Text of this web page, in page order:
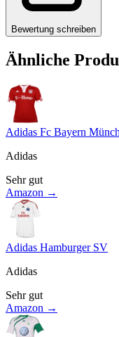
Bewertung schreiben
Ähnliche
Adidas Fc Bayern
Adidas
Sehr gut
Amazon →
Adidas Hamburger SV
Adidas
Sehr gut
Amazon →